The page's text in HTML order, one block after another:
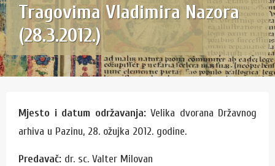
Tragovima Vladimira Nazora
(28.3.2012.)
Mjesto i datum održavanja:Velika dvorana Državnog
arhiva u Pazinu, 28. ožujka 2012. godine.
Predavač: dr. sc. Valter Milovan